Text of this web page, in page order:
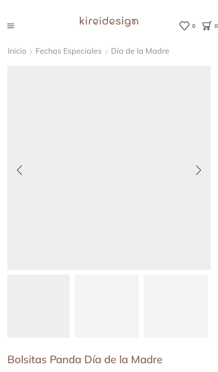
0 0
Inicio Fechas Especiales Día de la Madre
Bolsitas Panda Día de la Madre